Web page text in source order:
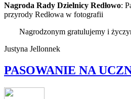
Nagroda Rady Dzielnicy Redłowo:
przyrody Redłowa w fotografii
Nagrodzonym gratulujemy i
Justyna Jellonnek
PASOWANIE NA